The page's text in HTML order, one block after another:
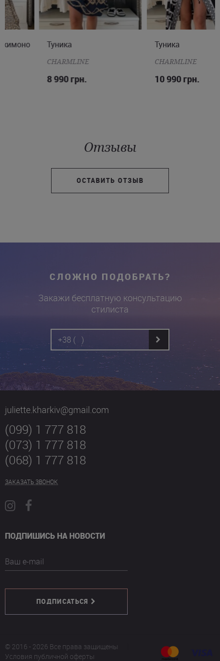
L XL
Туника
CHARMLINE
8 990 грн.
L XL
CHARMLINE
10 990 грн.
Отзывы
ОСТАВИТЬ ОТЗЫВ
СЛОЖНО ПОДОБРАТЬ?
Закажи бесплатную консультацию
стилиста
juliette.kharkiv@gmail.com
(099) 1 777 818
(073) 1 777 818
(068) 1 777 818
ЗАКАЗАТЬ ЗВОНОК
ПОДПИШИСЬ НА НОВОСТИ
Ваш e-mail
ПОДПИСАТЬСЯ
© 2016 - 2026 Все права защищены
Условия публичной оферты